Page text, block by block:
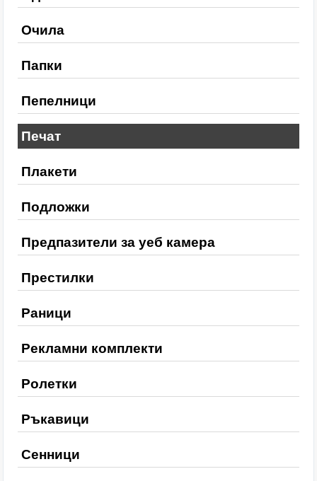
Очила
Папки
Пепелници
Печат
Плакети
Подложки
Предпазители за уеб камера
Престилки
Раници
Рекламни комплекти
Ролетки
Ръкавици
Сенници